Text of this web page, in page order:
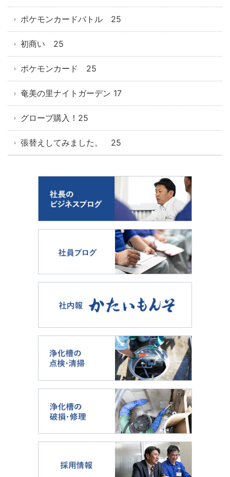
ポケモンカードバトル 25
初商い 25
ポケモンカード 25
奄美の里ナイトガーデン 17
グローブ購入！25
張替えしてみました。 25